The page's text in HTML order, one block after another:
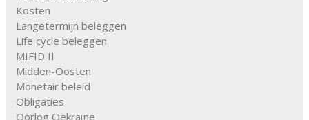
Kosten
Langetermijn beleggen
Life cycle beleggen
MIFID II
Midden-Oosten
Monetair beleid
Obligaties
Oorlog Oekraïne